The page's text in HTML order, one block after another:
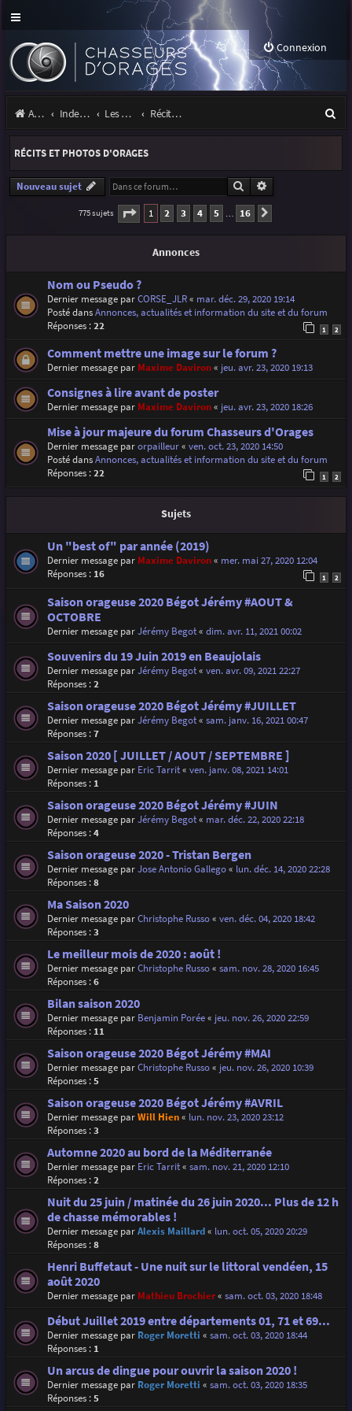
Connexion
Accueil Index du forum Les orages Récits et photos d'orages
e
r
RÉCITS ET PHOTOS D'ORAGES
Nouveau sujet Rechercher
775 sujets Page 1sur 16
1 2 3 4 5 … 16
Annonces
Nom ou Pseudo ?
Dernier message parCORSE_JLR« mar. déc. 29, 2020 19:14
Posté dansAnnonces, actualités et information du site et du forum
Réponses :22 1 2
Comment mettre une image sur le forum ?
Dernier message par Maxime Daviron« jeu. avr. 23, 2020 19:13
Consignes à lire avant de poster
Dernier message par Maxime Daviron« jeu. avr. 23, 2020 18:26
Mise à jour majeure du forum Chasseurs d'Orages
Dernier message parorpailleur« ven. oct. 23, 2020 14:50
Posté dansAnnonces, actualités et information du site et du forum
Réponses :22 1 2
Sujets
Un "best of" par année (2019)
Dernier message par Maxime Daviron« mer. mai 27, 2020 12:04
Réponses : 16 1 2
Saison orageuse 2020 Bégot Jérémy #AOUT &
OCTOBRE
Dernier message parJérémy Begot« dim. avr. 11, 2021 00:02
Souvenirs du 19 Juin 2019 en Beaujolais
Dernier message parJérémy Begot« ven. avr. 09, 2021 22:27
Réponses :2
Saison orageuse 2020 Bégot Jérémy #JUILLET
Dernier message parJérémy Begot« sam. janv. 16, 2021 00:47
Réponses :7
Saison 2020 [ JUILLET / AOUT / SEPTEMBRE ]
Dernier message par Eric Tarrit« ven. janv. 08, 2021 14:01
Réponses : 1
Saison orageuse 2020 Bégot Jérémy #JUIN
Dernier message parJérémy Begot« mar. déc. 22, 2020 22:18
Réponses :4
Saison orageuse 2020 - Tristan Bergen
Dernier message parJose Antonio Gallego« lun. déc. 14, 2020 22:28
Réponses :8
Ma Saison 2020
Dernier message parChristophe Russo« ven. déc. 04, 2020 18:42
Réponses :3
Le meilleur mois de 2020 : août !
Dernier message parChristophe Russo« sam. nov. 28, 2020 16:45
Réponses :6
Bilan saison 2020
Dernier message par Benjamin Porée« jeu. nov. 26, 2020 22:59
Réponses : 11
Saison orageuse 2020 Bégot Jérémy #MAI
Dernier message parChristophe Russo« jeu. nov. 26, 2020 10:39
Réponses :5
Saison orageuse 2020 Bégot Jérémy #AVRIL
Dernier message parWill Hien« lun. nov. 23, 2020 23:12
Réponses :3
Automne 2020 au bord de la Méditerranée
Dernier message par Eric Tarrit« sam. nov. 21, 2020 12:10
Réponses :2
Nuit du 25 juin / matinée du 26 juin 2020... Plus de 12 h
de chasse mémorables !
Dernier message parAlexis Maillard« lun. oct. 05, 2020 20:29
Réponses :8
Henri Buffetaut - Une nuit sur le littoral vendéen, 15
août 2020
Dernier message par Mathieu Brochier« sam. oct. 03, 2020 18:48
Début Juillet 2019 entre départements 01, 71 et 69...
Dernier message par Roger Moretti « sam. oct. 03, 2020 18:44
Réponses : 1
Un arcus de dingue pour ouvrir la saison 2020 !
Dernier message par Roger Moretti « sam. oct. 03, 2020 18:35
Réponses :5